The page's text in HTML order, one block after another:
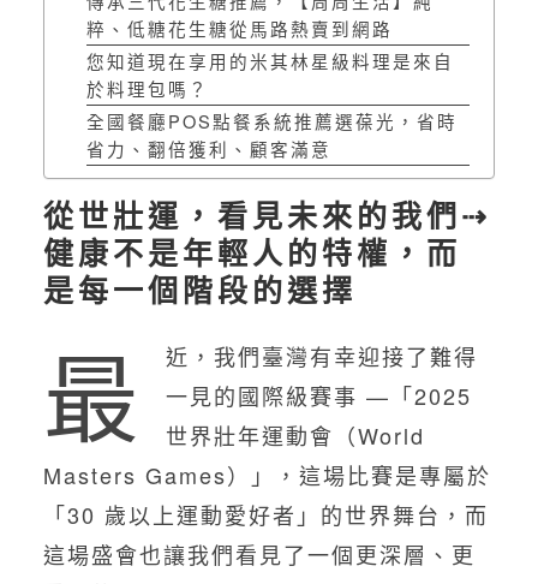
粹、低糖花生糖從馬路熱賣到網路
您知道現在享用的米其林星級料理是來自
於料理包嗎？
全國餐廳POS點餐系統推薦選葆光，省時
省力、翻倍獲利、顧客滿意
從世壯運，看見未來的我們⇢
健康不是年輕人的特權，而
是每一個階段的選擇
最
近，我們臺灣有幸迎接了難得
一見的國際級賽事 —「2025
世界壯年運動會（World
Masters Games）」，這場比賽是專屬於
「30 歲以上運動愛好者」的世界舞台，而
這場盛會也讓我們看見了一個更深層、更